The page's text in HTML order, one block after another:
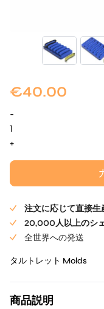
€40.00
-
ピ
ー
ド・
ル
ト
レ
ッ
個
+
注文に応じて直接生
20,000人以上のシ
全世界への発送
タルトレット Molds
商品説明